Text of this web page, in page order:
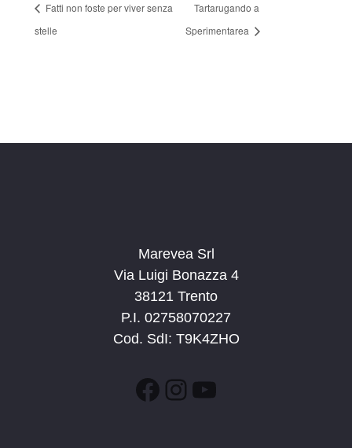
Fatti non foste per viver senza
stelle
Tartarugando a
Sperimentarea
Marevea Srl
Via Luigi Bonazza 4
38121 Trento
P.I. 02758070227
Cod. SdI: T9K4ZHO
Facebook
Instagram
YouTube